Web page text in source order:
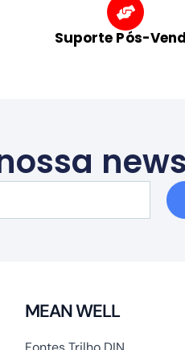
Suporte Pós-
MEAN WELL